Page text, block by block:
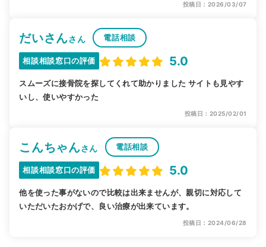
投稿日：2026/03/07
だいさんさん 電話相談
相談相談窓口の評価 5.0
スムーズに接骨院を探してくれて助かりました サイトも見やす
いし、使いやすかった
投稿日：2025/02/01
こんちゃんさん 電話相談
相談相談窓口の評価 5.0
他を使った事がないので比較は出来ませんが、親切に対応して
いただいたおかげで、良い治療が出来ています。
投稿日：2024/06/28